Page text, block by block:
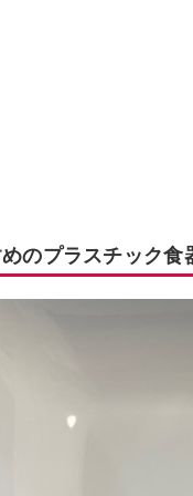
のプラスチック食